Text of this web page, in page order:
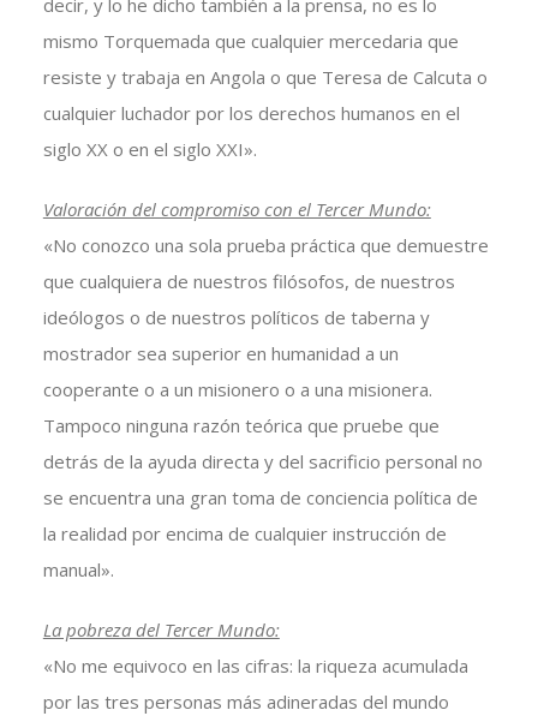
decir, y lo he dicho también a la prensa, no es lo
mismo Torquemada que cualquier mercedaria que
resiste y trabaja en Angola o que Teresa de Calcuta o
cualquier luchador por los derechos humanos en el
siglo XX o en el siglo XXI».
Valoración del compromiso con el Tercer Mundo:
«No conozco una sola prueba práctica que demuestre
que cualquiera de nuestros filósofos, de nuestros
ideólogos o de nuestros políticos de taberna y
mostrador sea superior en humanidad a un
cooperante o a un misionero o a una misionera.
Tampoco ninguna razón teórica que pruebe que
detrás de la ayuda directa y del sacrificio personal no
se encuentra una gran toma de conciencia política de
la realidad por encima de cualquier instrucción de
manual».
La pobreza del Tercer Mundo:
«No me equivoco en las cifras: la riqueza acumulada
por las tres personas más adineradas del mundo